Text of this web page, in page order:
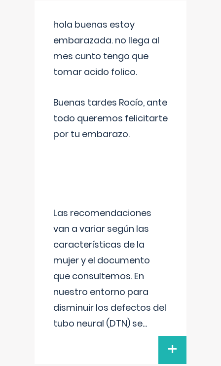
hola buenas estoy
embarazada. no llega al
mes cunto tengo que
tomar acido folico.
Buenas tardes Rocío, ante
todo queremos felicitarte
por tu embarazo.
Las recomendaciones
van a variar según las
características de la
mujer y el documento
que consultemos. En
nuestro entorno para
disminuir los defectos del
tubo neural (DTN) se...
+